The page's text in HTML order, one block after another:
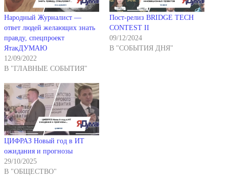
Народный Журналист —
ответ людей желающих знать
правду, спецпроект
ЯтакДУМАЮ
12/09/2022
В "ГЛАВНЫЕ СОБЫТИЯ"
Пост-релиз BRIDGE TECH
CONTEST II
09/12/2024
В "СОБЫТИЯ ДНЯ"
ЦИФРАЗ Новый год в ИТ
ожидания и прогнозы
29/10/2025
В "ОБЩЕСТВО"